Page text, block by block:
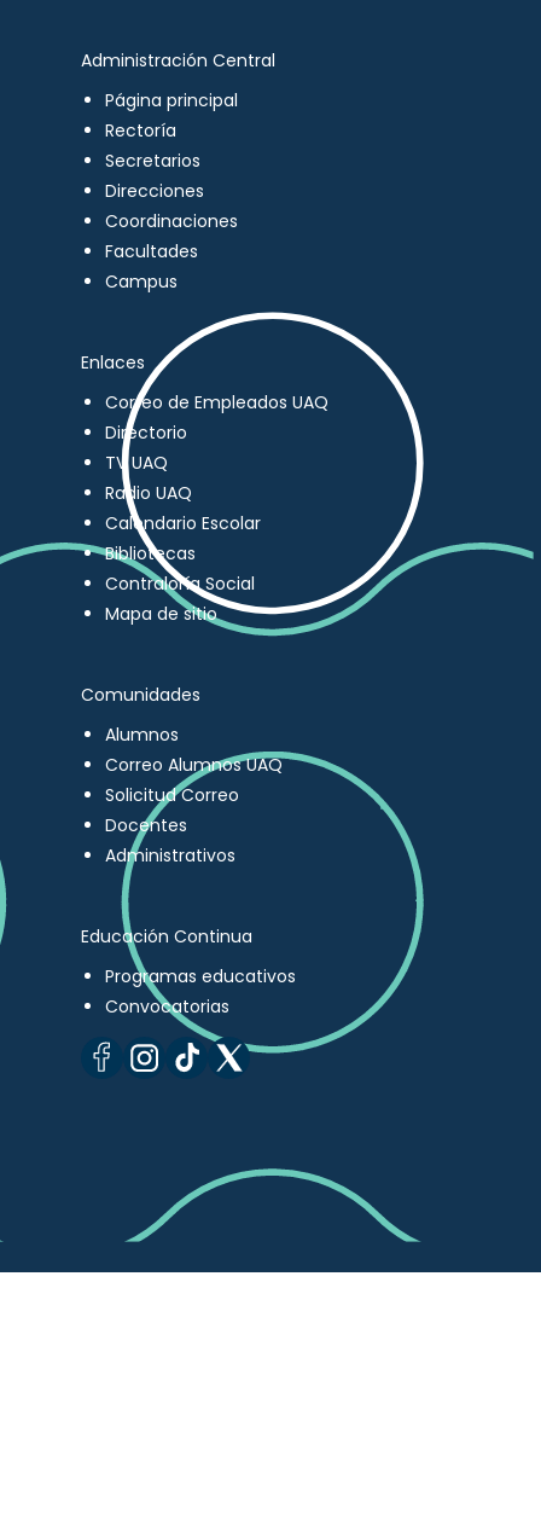
Administración Central
Página principal
Rectoría
Secretarios
Direcciones
Coordinaciones
Facultades
Campus
Enlaces
Correo de Empleados UAQ
Directorio
TV UAQ
Radio UAQ
Calendario Escolar
Bibliotecas
Contraloría Social
Mapa de sitio
Comunidades
Alumnos
Correo Alumnos UAQ
Solicitud Correo
Docentes
Administrativos
Educación Continua
Programas educativos
Convocatorias